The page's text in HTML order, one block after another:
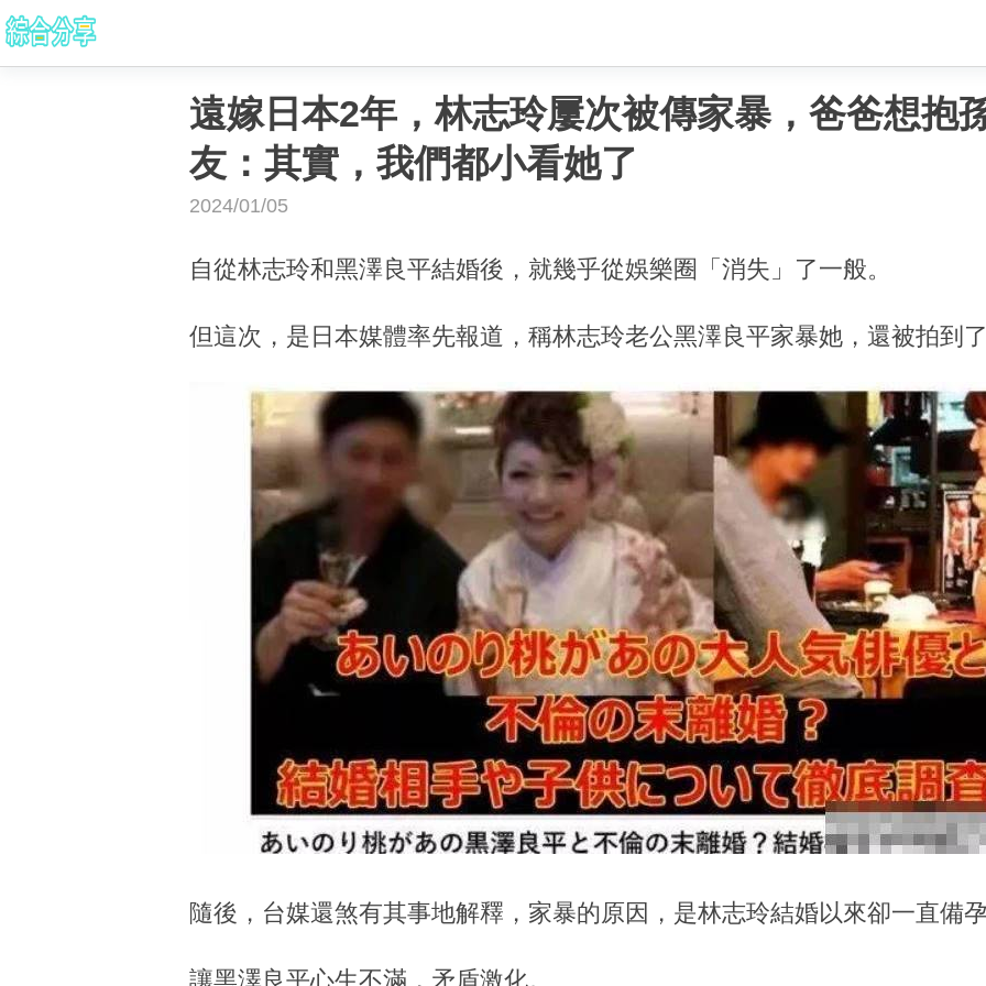
遠嫁日本2年，林志玲屢次被傳家暴，爸爸想抱
友：其實，我們都小看她了
2024/01/05
自從林志玲和黑澤良平結婚後，就幾乎從娛樂圈「消失」了一般。
但這次，是日本媒體率先報道，稱林志玲老公黑澤良平家暴她，還被拍到
隨後，台媒還煞有其事地解釋，家暴的原因，是林志玲結婚以來卻一直備
讓黑澤良平心生不滿，矛盾激化。